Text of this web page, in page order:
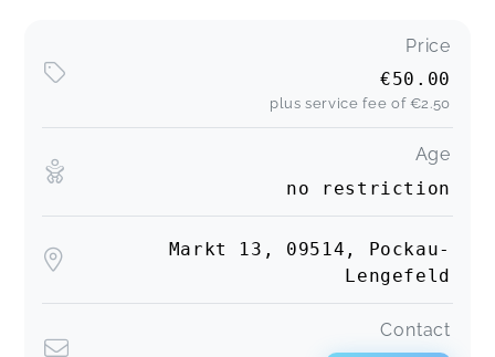
Price
€50.00
plus service fee of €2.50
Age
no restriction
Markt 13, 09514, Pockau-
Lengefeld
Contact